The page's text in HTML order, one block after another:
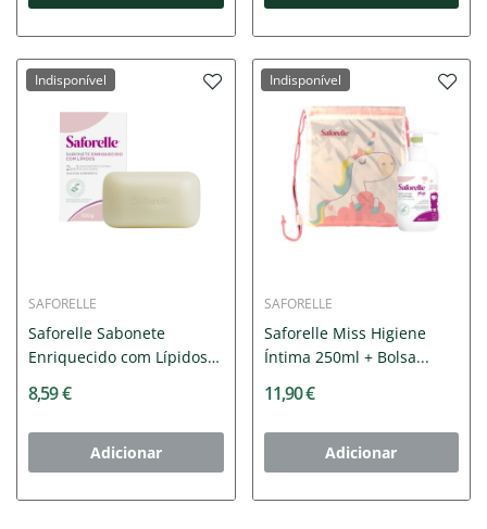
Indisponível
SAFORELLE
Saforelle Sabonete
Enriquecido com Lípidos
8,59 €
Adicionar
Indisponível
SAFORELLE
Saforelle Miss Higiene
Íntima 250ml + Bolsa...
11,90 €
Adicionar